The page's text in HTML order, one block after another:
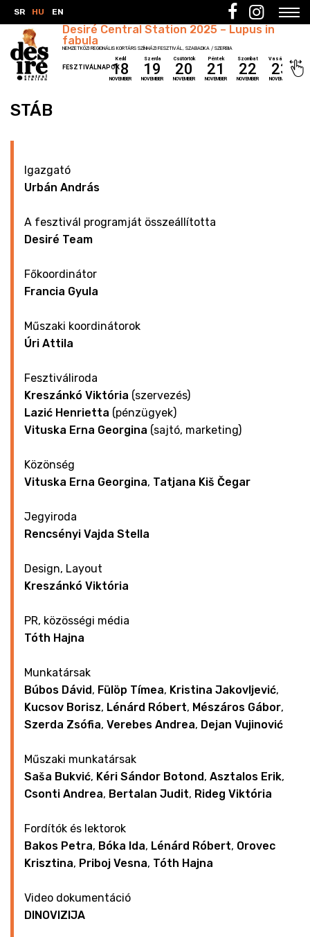
EN
SR HU
Desiré Central Station 2025 – Lupus in
fabula
NEMZETKÖZI REGIONÁLIS KORTÁRS SZÍNHÁZI FESZTIVÁL, SZABADKA / SZERBIA
FESZTIVÁLNAPOK
Kedd
18
NOVEMBER
Szerda
19
NOVEMBER
Csütörtök
20
NOVEMBER
Péntek
21
NOVEMBER
Szombat
22
NOVEMBER
Vasárnap
23
NOVEMBER
STÁB
Igazgató
Urbán András
A fesztivál programját összeállította
Desiré Team
Főkoordinátor
Francia Gyula
Műszaki koordinátorok
Úri Attila
Fesztiváliroda
Kreszánkó Viktória (szervezés)
Lazić Henrietta (pénzügyek)
Vituska Erna Georgina (sajtó, marketing)
Közönség
Vituska Erna Georgina, Tatjana Kiš Čegar
Jegyiroda
Rencsényi Vajda Stella
Design, Layout
Kreszánkó Viktória
PR, közösségi média
Tóth Hajna
Munkatársak
Búbos Dávid, Fülöp Tímea, Kristina Jakovljević,
Kucsov Borisz, Lénárd Róbert, Mészáros Gábor,
Szerda Zsófia, Verebes Andrea, Dejan Vujinović
Műszaki munkatársak
Saša Bukvić, Kéri Sándor Botond, Asztalos Erik,
Csonti Andrea, Bertalan Judit, Rideg Viktória
Fordítók és lektorok
Bakos Petra, Bóka Ida, Lénárd Róbert, Orovec
Krisztina, Priboj Vesna, Tóth Hajna
Video dokumentáció
DINOVIZIJA